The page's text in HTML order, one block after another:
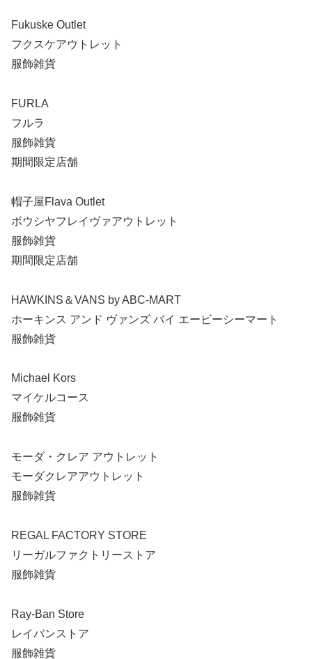
Fukuske Outlet
フクスケアウトレット
服飾雑貨
FURLA
フルラ
服飾雑貨
期間限定店舗
帽子屋Flava Outlet
ボウシヤフレイヴァアウトレット
服飾雑貨
期間限定店舗
HAWKINS＆VANS by ABC-MART
ホーキンス アンド ヴァンズ バイ エービーシーマート
服飾雑貨
Michael Kors
マイケルコース
服飾雑貨
モーダ・クレア アウトレット
モーダクレアアウトレット
服飾雑貨
REGAL FACTORY STORE
リーガルファクトリーストア
服飾雑貨
Ray-Ban Store
レイバンストア
服飾雑貨